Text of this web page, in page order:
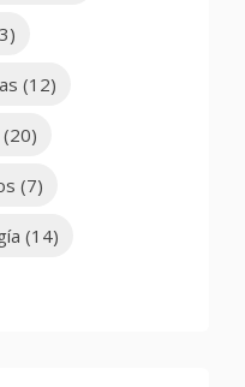
(12)
(20)
(7)
(14)